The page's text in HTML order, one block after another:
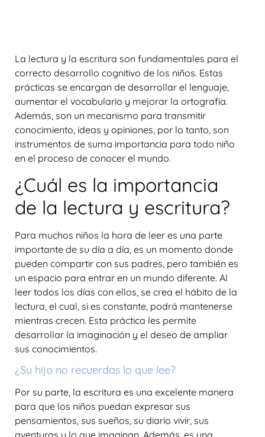
La lectura y la escritura son fundamentales para el
correcto desarrollo cognitivo de los niños. Estas
prácticas se encargan de desarrollar el lenguaje,
aumentar el vocabulario y mejorar la ortografía.
Además, son un mecanismo para transmitir
conocimiento, ideas y opiniones, por lo tanto, son
instrumentos de suma importancia para todo niño
en el proceso de conocer el mundo.
¿Cuál es la importancia
de la lectura y escritura?
Para muchos niños la hora de leer es una parte
importante de su día a día, es un momento donde
pueden compartir con sus padres, pero también es
un espacio para entrar en un mundo diferente. Al
leer todos los días con ellos, se crea el hábito de la
lectura, el cual, si es constante, podrá mantenerse
mientras crecen. Esta práctica les permite
desarrollar la imaginación y el deseo de ampliar
sus conocimientos.
¿Su hijo no recuerdas lo que lee?
Por su parte, la escritura es una excelente manera
para que los niños puedan expresar sus
pensamientos, sus sueños, su diario vivir, sus
aventuras y lo que imaginan. Además, es una